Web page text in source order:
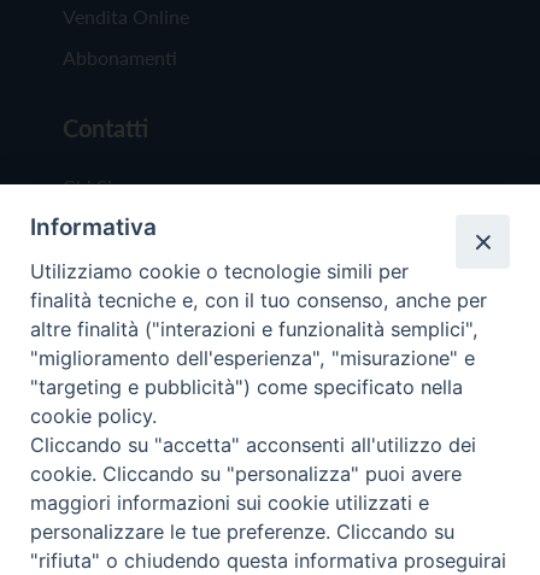
Vendita Online
Abbonamenti
Contatti
Chi Siamo
Redazione
Scrivici
Copyright © 2019 - Tutti i diritti riservati - Vita
Trentina Editrice
Privacy Policy
Torna
Informativa
Utilizziamo cookie o tecnologie simili per
finalità tecniche e, con il tuo consenso, anche per
altre finalità ("interazioni e funzionalità semplici",
"miglioramento dell'esperienza", "misurazione" e
"targeting e pubblicità") come specificato nella
cookie policy.
Cliccando su "accetta" acconsenti all'utilizzo dei
cookie. Cliccando su "personalizza" puoi avere
maggiori informazioni sui cookie utilizzati e
personalizzare le tue preferenze. Cliccando su
"rifiuta" o chiudendo questa informativa proseguirai